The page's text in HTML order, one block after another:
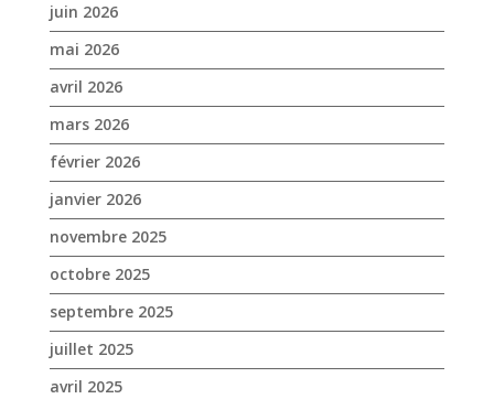
juin 2026
mai 2026
avril 2026
mars 2026
février 2026
janvier 2026
novembre 2025
octobre 2025
septembre 2025
juillet 2025
avril 2025